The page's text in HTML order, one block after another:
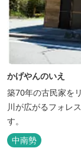
かげやんのいえ
築70年の古民家を
川が広がるフォレ
す。
中南勢